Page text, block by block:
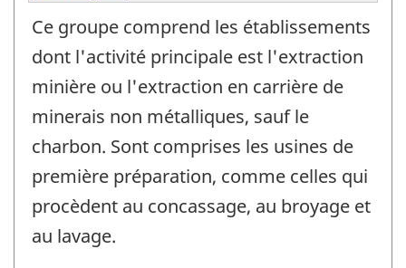
Ce groupe comprend les établissements
dont l'activité principale est l'extraction
minière ou l'extraction en carrière de
minerais non métalliques, sauf le
charbon. Sont comprises les usines de
première préparation, comme celles qui
procèdent au concassage, au broyage et
au lavage.